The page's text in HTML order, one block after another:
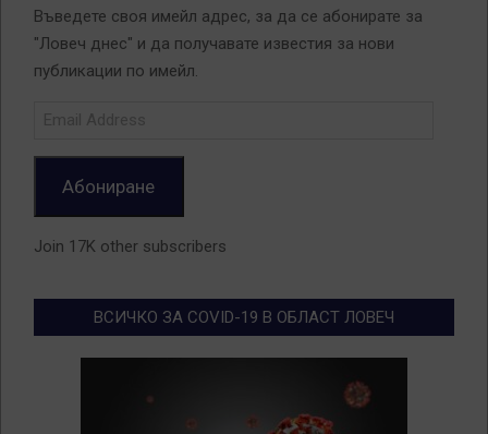
Въведете своя имейл адрес, за да се абонирате за
"Ловеч днес" и да получавате известия за нови
публикации по имейл.
Абониране
Join 17K other subscribers
ВСИЧКО ЗА COVID-19 В ОБЛАСТ ЛОВЕЧ